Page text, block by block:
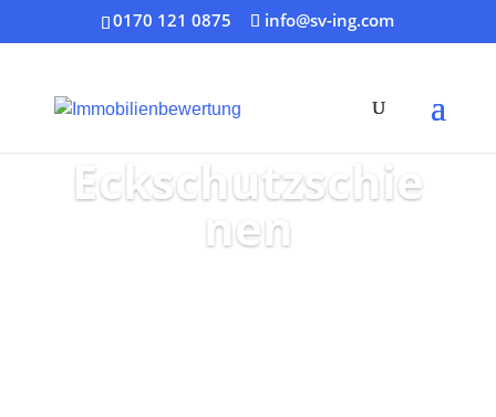
0170 121 0875 info@sv-ing.com
Eckschutzschie
nen